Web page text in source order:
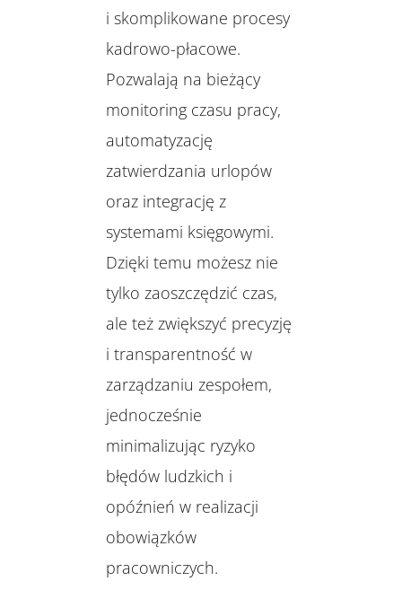
i skomplikowane procesy
kadrowo-płacowe.
Pozwalają na bieżący
monitoring czasu pracy,
automatyzację
zatwierdzania urlopów
oraz integrację z
systemami księgowymi.
Dzięki temu możesz nie
tylko zaoszczędzić czas,
ale też zwiększyć precyzję
i transparentność w
zarządzaniu zespołem,
jednocześnie
minimalizując ryzyko
błędów ludzkich i
opóźnień w realizacji
obowiązków
pracowniczych.